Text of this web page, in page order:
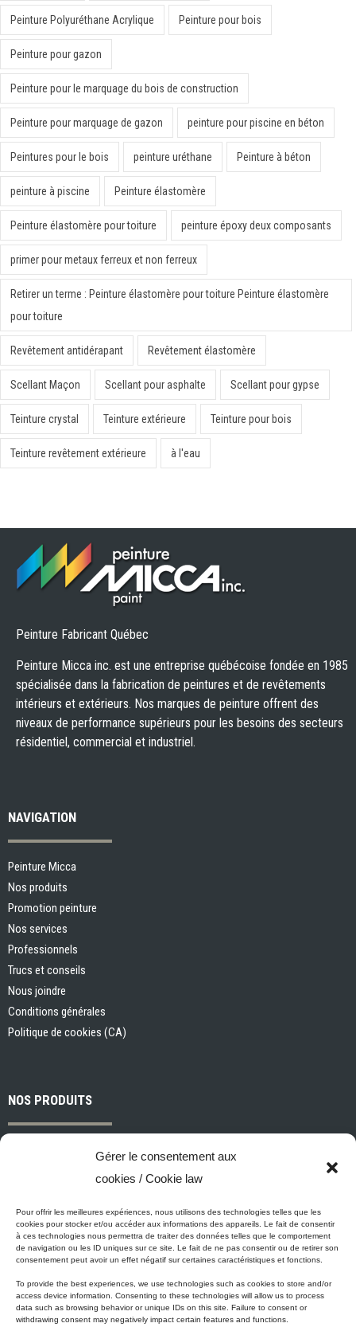
Gérer le consentement aux
cookies / Cookie law
Pour offrir les meilleures expériences, nous utilisons des technologies telles que les
cookies pour stocker et/ou accéder aux informations des appareils. Le fait de consentir
à ces technologies nous permettra de traiter des données telles que le comportement
de navigation ou les ID uniques sur ce site. Le fait de ne pas consentir ou de retirer son
consentement peut avoir un effet négatif sur certaines caractéristiques et fonctions.
To provide the best experiences, we use technologies such as cookies to store and/or
access device information. Consenting to these technologies will allow us to process
data such as browsing behavior or unique IDs on this site. Failure to consent or
withdrawing consent may negatively impact certain features and functions.
Peinture Polyuréthane Acrylique Peinture pour bois
Peinture pour gazon
Peinture pour le marquage du bois de construction
Peinture pour marquage de gazon peinture pour piscine en béton
Peintures pour le bois peinture uréthane Peinture à béton
peinture à piscine Peinture élastomère
Peinture élastomère pour toiture peinture époxy deux composants
primer pour metaux ferreux et non ferreux
Retirer un terme : Peinture élastomère pour toiture Peinture élastomère
pour toiture
Revêtement antidérapant Revêtement élastomère
Scellant Maçon Scellant pour asphalte Scellant pour gypse
Teinture crystal Teinture extérieure Teinture pour bois
Teinture revêtement extérieure à l'eau
Peinture Fabricant Québec
Peinture Micca inc. est une entreprise québécoise fondée en 1985
spécialisée dans la fabrication de peintures et de revêtements
intérieurs et extérieurs. Nos marques de peinture offrent des
niveaux de performance supérieurs pour les besoins des secteurs
résidentiel, commercial et industriel.
NAVIGATION
Peinture Micca
Nos produits
Promotion peinture
Nos services
Professionnels
Trucs et conseils
Nous joindre
Conditions générales
Politique de cookies (CA)
NOS PRODUITS
Peintures et apprêts d’intérieur
Industriel, commercial et municipal
Nettoyage, préparation des surfaces et divers
Outils et accessoires de peinture
ÉCO-PROMESSE DE MICCA